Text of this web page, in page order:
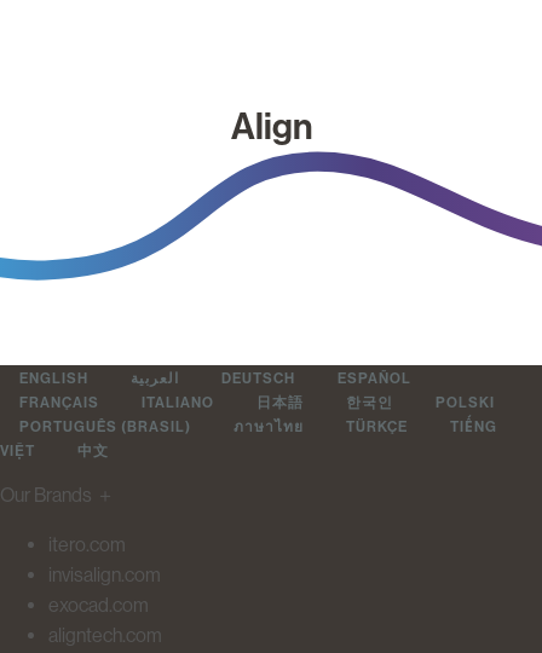
Align
ENGLISH العربية DEUTSCH
ESPAÑOL
FRANÇAIS
ITALIANO 日本語 한국인
POLSKI
PORTUGUÊS (BRASIL)
ภาษาไทย TÜRKÇE
TIẾNG
VIỆT
中文
Our Brands ＋
itero.com
invisalign.com
exocad.com
aligntech.com